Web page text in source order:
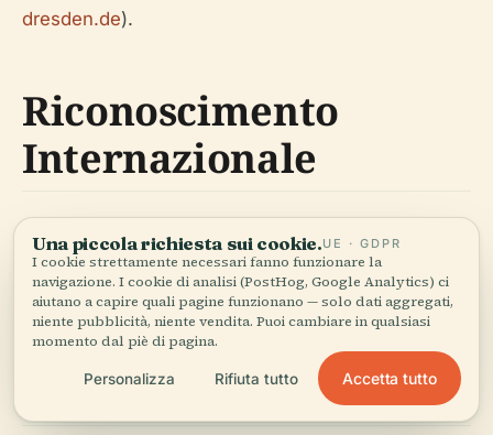
dresden.de).
Riconoscimento
Internazionale
Dresda ospiterà l'11a Conferenza Internazionale
sulla Modellazione e Analisi delle Operazioni
Ferroviarie (RailDresden 2025), evidenziando
ulteriormente l'importanza globale della
gor-ev.de).
Una piccola richiesta sui cookie.UE · GDPR
I cookie strettamente necessari fanno funzionare la
navigazione. I cookie di analisi (PostHog, Google Analytics) ci
aiutano a capire quali pagine funzionano — solo dati aggregati,
niente pubblicità, niente vendita. Puoi cambiare in qualsiasi
momento dal piè di pagina.
Personalizza Rifiuta tutto Accetta tutto